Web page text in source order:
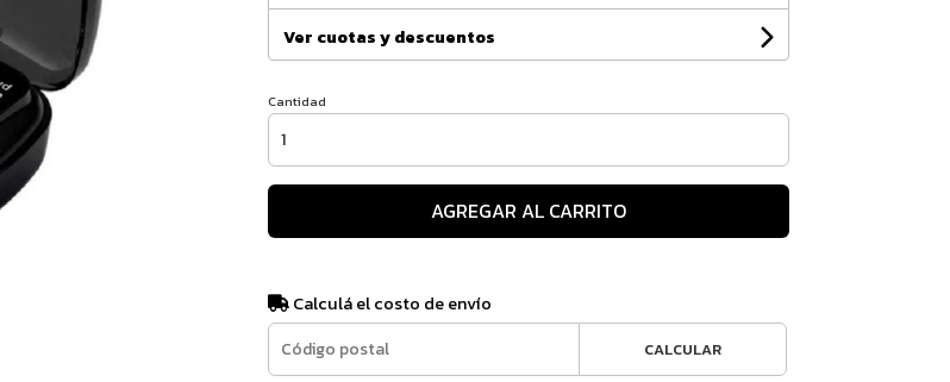
Ver cuotas y descuentos
Cantidad
AGREGAR AL CARRITO
Calculá el costo de envío
CALCULAR